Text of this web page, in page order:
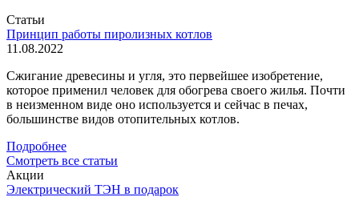
Статьи
Принцип работы пиролизных котлов
11.08.2022
Сжигание древесины и угля, это первейшее изобретение,
которое применил человек для обогрева своего жилья. Почти
в неизменном виде оно используется и сейчас в печах,
большинстве видов отопительных котлов.
Подробнее
Смотреть все статьи
Акции
Электрический ТЭН в подарок